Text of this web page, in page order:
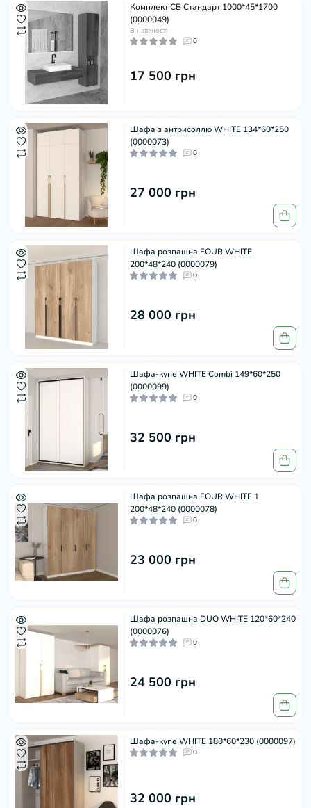
Комплект СВ Стандарт 1000*45*1700
(0000049)
В наявності
0
17 500 грн
Шафа з антрисоллю WHITE 134*60*250
(0000073)
0
27 000 грн
Шафа розпашна FOUR WHITE
200*48*240 (0000079)
0
28 000 грн
Шафа-купе WHITE Combi 149*60*250
(0000099)
0
32 500 грн
Шафа розпашна FOUR WHITE 1
200*48*240 (0000078)
0
23 000 грн
Шафа розпашна DUO WHITE 120*60*240
(0000076)
0
24 500 грн
Шафа-купе WHITE 180*60*230 (0000097)
0
32 000 грн